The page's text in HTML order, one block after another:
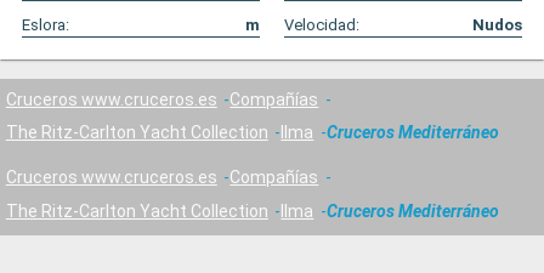
Eslora:
m Velocidad: Nudos
Cruceros www.cruceros.es
Compañías
The Ritz-Carlton Yacht Collection
Ilma Cruceros Mediterráneo
Cruceros www.cruceros.es
Compañías
The Ritz-Carlton Yacht Collection
Ilma Cruceros Mediterráneo